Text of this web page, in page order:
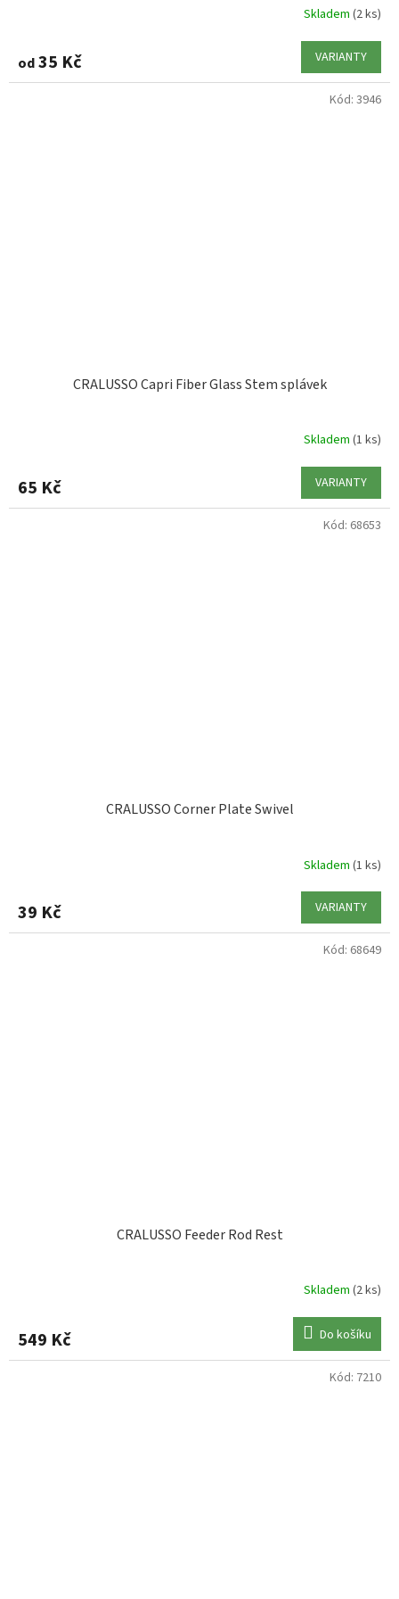
Skladem (2 ks)
od35 Kč VARIANTY
CRALUSSO Capri Fiber Glass Stem splávek
Skladem (1 ks)
65 Kč VARIANTY
Kód: 3946
CRALUSSO Corner Plate Swivel
Skladem (1 ks)
39 Kč VARIANTY
Kód: 68653
CRALUSSO Feeder Rod Rest
Skladem (2 ks)
549 Kč Do košíku
Kód: 68649
Kód: 7210